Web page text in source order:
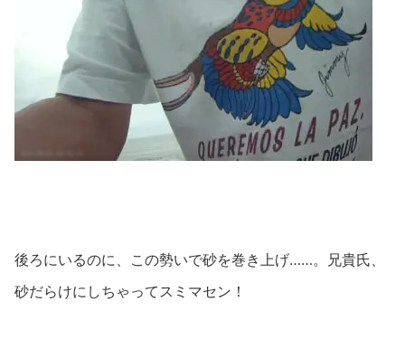
後ろにいるのに、この勢いで砂を巻き上げ……。兄貴氏、
砂だらけにしちゃってスミマセン！